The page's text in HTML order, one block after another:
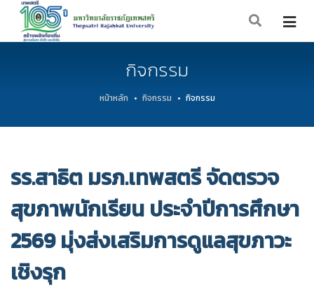
กิจกรรม
หน้าหลัก กิจกรรม กิจกรรม
รร.สาธิต มรภ.เทพสตรี จัดตรวจ
สุขภาพนักเรียน ประจำปีการศึกษา
2569 มุ่งส่งเสริมการดูแลสุขภาวะ
เชิงรุก